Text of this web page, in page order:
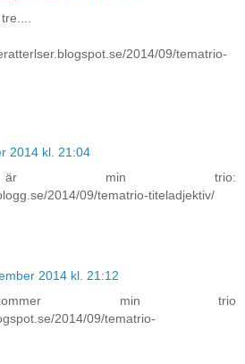
2014/09/tematrio-
2014 kl. 21:04
min trio:
2014/09/tematrio-titeladjektiv/
2014 kl. 21:12
min trio
2014/09/tematrio-